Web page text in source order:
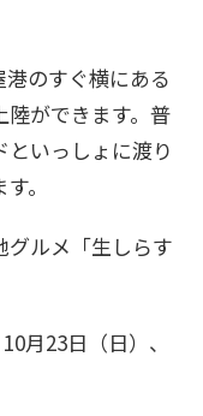
のすぐ横にある
ができます。普
いっしょに渡り
。
ルメ「生しらす
月23日（日）、